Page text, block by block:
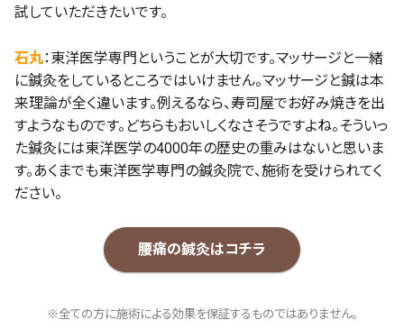
試していただきたいです。
石丸：東洋医学専門ということが大切です。マッサージと一緒
に鍼灸をしているところではいけません。マッサージと鍼は本
来理論が全く違います。例えるなら、寿司屋でお好み焼きを出
すようなものです。どちらもおいしくなさそうですよね。そういっ
た鍼灸には東洋医学の4000年の歴史の重みはないと思いま
す。あくまでも東洋医学専門の鍼灸院で、施術を受けられてく
ださい。
腰痛の鍼灸はコチラ
※全ての方に施術による効果を保証するものではありません。